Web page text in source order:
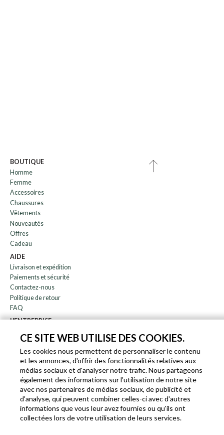
CE SITE WEB UTILISE DES COOKIES.
Les cookies nous permettent de personnaliser le contenu
et les annonces, d'offrir des fonctionnalités relatives aux
médias sociaux et d'analyser notre trafic. Nous partageons
également des informations sur l'utilisation de notre site
avec nos partenaires de médias sociaux, de publicité et
d'analyse, qui peuvent combiner celles-ci avec d'autres
informations que vous leur avez fournies ou qu'ils ont
collectées lors de votre utilisation de leurs services.
BOUTIQUE
Homme
Femme
Accessoires
Chaussures
Vêtements
Nouveautès
Offres
Cadeau
AIDE
Livraison et expédition
Paiements et sécurité
Contactez-nous
Politique de retour
FAQ
L'ENTREPRISE
À propos de nous
Blog
Affiliation
EN IT FR DE